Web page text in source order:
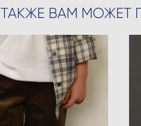
ТАКЖЕ ВАМ МОЖЕТ